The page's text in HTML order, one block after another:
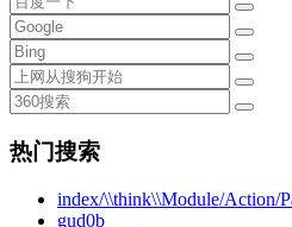
热门搜索
index/\\think\\Module/Action/
gud0b